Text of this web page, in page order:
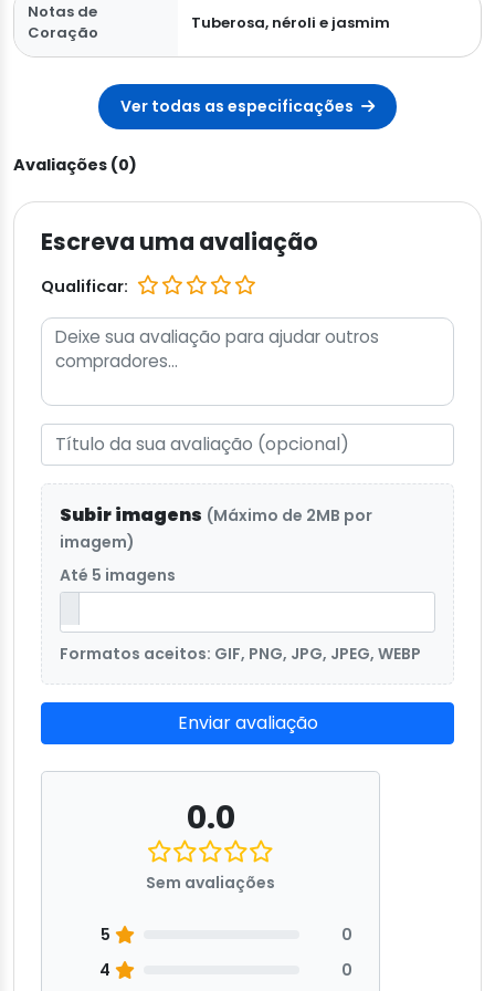
Notas de
Coração
Tuberosa, néroli e jasmim
Ver todas as especificações
Avaliações (0)
Escreva uma avaliação
Qualificar:
Subir imagens (Máximo de 2MB por
imagem)
Até 5 imagens
Formatos aceitos: GIF, PNG, JPG, JPEG, WEBP
Enviar avaliação
0.0
Sem avaliações
5
0
4
0